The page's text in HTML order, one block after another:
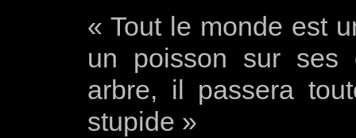
« Tout le monde est
un poisson sur ses
arbre, il passera
stupide »